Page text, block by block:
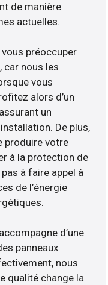
de manière
actuelles.
vous préoccuper
car nous les
vous
alors d’un
un
De plus,
produire votre
à la protection de
à faire appel à
de l’énergie
d’une
panneaux
nous
qualité change la